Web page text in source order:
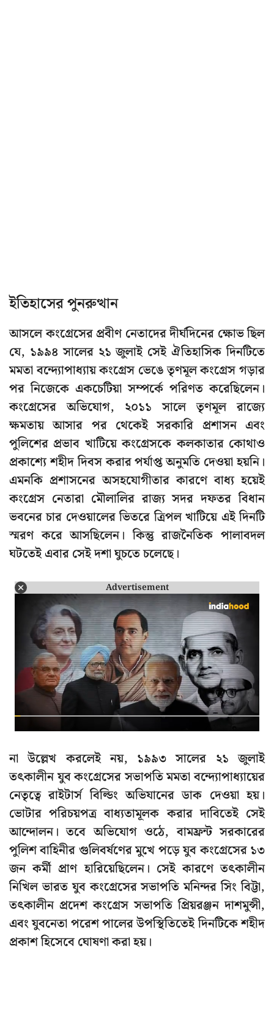
ইতিহাসের পুনরুত্থান
আসলে কংগ্রেসের প্রবীণ নেতাদের দীর্ঘদিনের ক্ষোভ ছিল
যে, ১৯৯৪ সালের ২১ জুলাই সেই ঐতিহাসিক দিনটিতে
মমতা বন্দ্যোপাধ্যায় কংগ্রেস ভেঙে তৃণমূল কংগ্রেস গড়ার
পর নিজেকে একচেটিয়া সম্পর্কে পরিণত করেছিলেন।
কংগ্রেসের অভিযোগ, ২০১১ সালে তৃণমূল রাজ্যে
ক্ষমতায় আসার পর থেকেই সরকারি প্রশাসন এবং
পুলিশের প্রভাব খাটিয়ে কংগ্রেসকে কলকাতার কোথাও
প্রকাশ্যে শহীদ দিবস করার পর্যাপ্ত অনুমতি দেওয়া হয়নি।
এমনকি প্রশাসনের অসহযোগীতার কারণে বাধ্য হয়েই
কংগ্রেস নেতারা মৌলালির রাজ্য সদর দফতর বিধান
ভবনের চার দেওয়ালের ভিতরে ত্রিপল খাটিয়ে এই দিনটি
স্মরণ করে আসছিলেন। কিন্তু রাজনৈতিক পালাবদল
ঘটতেই এবার সেই দশা ঘুচতে চলেছে।
Advertisement
না উল্লেখ করলেই নয়, ১৯৯৩ সালের ২১ জুলাই
তৎকালীন যুব কংগ্রেসের সভাপতি মমতা বন্দ্যোপাধ্যায়ের
নেতৃত্বে রাইটার্স বিল্ডিং অভিযানের ডাক দেওয়া হয়।
ভোটার পরিচয়পত্র বাধ্যতামূলক করার দাবিতেই সেই
আন্দোলন। তবে অভিযোগ ওঠে, বামফ্রন্ট সরকারের
পুলিশ বাহিনীর গুলিবর্ষণের মুখে পড়ে যুব কংগ্রেসের ১৩
জন কর্মী প্রাণ হারিয়েছিলেন। সেই কারণে তৎকালীন
নিখিল ভারত যুব কংগ্রেসের সভাপতি মনিন্দর সিং বিট্টা,
তৎকালীন প্রদেশ কংগ্রেস সভাপতি প্রিয়রঞ্জন দাশমুন্সী,
এবং যুবনেতা পরেশ পালের উপস্থিতিতেই দিনটিকে শহীদ
প্রকাশ হিসেবে ঘোষণা করা হয়।